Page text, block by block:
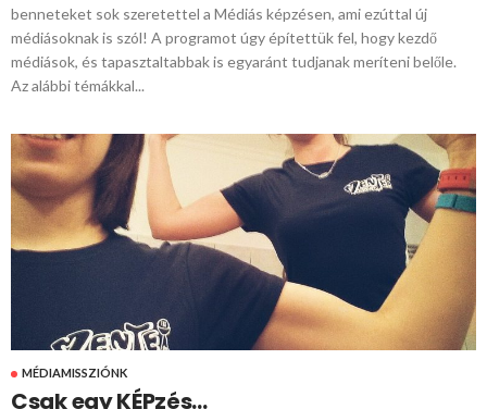
benneteket sok szeretettel a Médiás képzésen, ami ezúttal új
médiásoknak is szól! A programot úgy építettük fel, hogy kezdő
médiások, és tapasztaltabbak is egyaránt tudjanak meríteni belőle.
Az alábbi témákkal...
MÉDIAMISSZIÓNK
Csak egy KÉPzés…